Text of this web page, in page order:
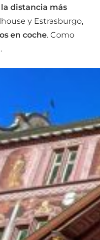
la distancia más
y Estrasburgo,
en coche. Como